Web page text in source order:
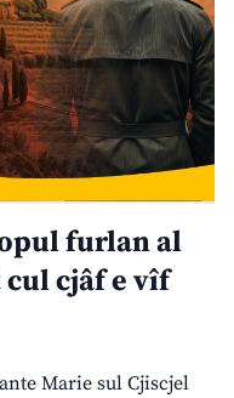
furlan al
cjâf e vîf
Marie sul Cjiscjel